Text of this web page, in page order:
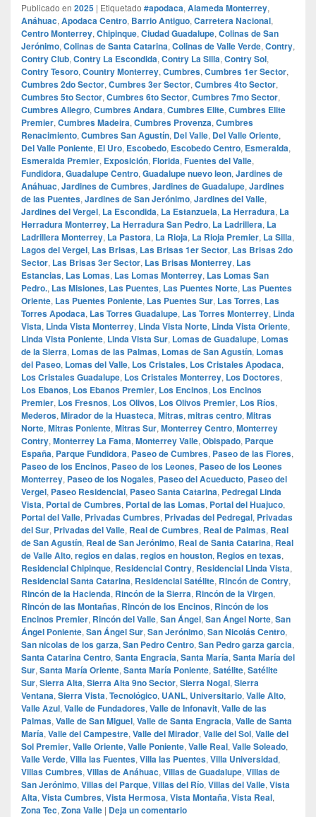
Publicado en 2025 | Etiquetado #apodaca, Alameda Monterrey,
Anáhuac, Apodaca Centro, Barrio Antiguo, Carretera Nacional,
Centro Monterrey, Chipinque, Ciudad Guadalupe, Colinas de San
Jerónimo, Colinas de Santa Catarina, Colinas de Valle Verde, Contry,
Contry Club, Contry La Escondida, Contry La Silla, Contry Sol,
Contry Tesoro, Country Monterrey, Cumbres, Cumbres 1er Sector,
Cumbres 2do Sector, Cumbres 3er Sector, Cumbres 4to Sector,
Cumbres 5to Sector, Cumbres 6to Sector, Cumbres 7mo Sector,
Cumbres Allegro, Cumbres Andara, Cumbres Elite, Cumbres Elite
Premier, Cumbres Madeira, Cumbres Provenza, Cumbres
Renacimiento, Cumbres San Agustín, Del Valle, Del Valle Oriente,
Del Valle Poniente, El Uro, Escobedo, Escobedo Centro, Esmeralda,
Esmeralda Premier, Exposición, Florida, Fuentes del Valle,
Fundidora, Guadalupe Centro, Guadalupe nuevo leon, Jardines de
Anáhuac, Jardines de Cumbres, Jardines de Guadalupe, Jardines
de las Puentes, Jardines de San Jerónimo, Jardines del Valle,
Jardines del Vergel, La Escondida, La Estanzuela, La Herradura, La
Herradura Monterrey, La Herradura San Pedro, La Ladrillera, La
Ladrillera Monterrey, La Pastora, La Rioja, La Rioja Premier, La Silla,
Lagos del Vergel, Las Brisas, Las Brisas 1er Sector, Las Brisas 2do
Sector, Las Brisas 3er Sector, Las Brisas Monterrey, Las
Estancias, Las Lomas, Las Lomas Monterrey, Las Lomas San
Pedro., Las Misiones, Las Puentes, Las Puentes Norte, Las Puentes
Oriente, Las Puentes Poniente, Las Puentes Sur, Las Torres, Las
Torres Apodaca, Las Torres Guadalupe, Las Torres Monterrey, Linda
Vista, Linda Vista Monterrey, Linda Vista Norte, Linda Vista Oriente,
Linda Vista Poniente, Linda Vista Sur, Lomas de Guadalupe, Lomas
de la Sierra, Lomas de las Palmas, Lomas de San Agustín, Lomas
del Paseo, Lomas del Valle, Los Cristales, Los Cristales Apodaca,
Los Cristales Guadalupe, Los Cristales Monterrey, Los Doctores,
Los Ebanos, Los Ebanos Premier, Los Encinos, Los Encinos
Premier, Los Fresnos, Los Olivos, Los Olivos Premier, Los Ríos,
Mederos, Mirador de la Huasteca, Mitras, mitras centro, Mitras
Norte, Mitras Poniente, Mitras Sur, Monterrey Centro, Monterrey
Contry, Monterrey La Fama, Monterrey Valle, Obispado, Parque
España, Parque Fundidora, Paseo de Cumbres, Paseo de las Flores,
Paseo de los Encinos, Paseo de los Leones, Paseo de los Leones
Monterrey, Paseo de los Nogales, Paseo del Acueducto, Paseo del
Vergel, Paseo Residencial, Paseo Santa Catarina, Pedregal Linda
Vista, Portal de Cumbres, Portal de las Lomas, Portal del Huajuco,
Portal del Valle, Privadas Cumbres, Privadas del Pedregal, Privadas
del Sur, Privadas del Valle, Real de Cumbres, Real de Palmas, Real
de San Agustín, Real de San Jerónimo, Real de Santa Catarina, Real
de Valle Alto, regios en dalas, regios en houston, Regios en texas,
Residencial Chipinque, Residencial Contry, Residencial Linda Vista,
Residencial Santa Catarina, Residencial Satélite, Rincón de Contry,
Rincón de la Hacienda, Rincón de la Sierra, Rincón de la Virgen,
Rincón de las Montañas, Rincón de los Encinos, Rincón de los
Encinos Premier, Rincón del Valle, San Ángel, San Ángel Norte, San
Ángel Poniente, San Ángel Sur, San Jerónimo, San Nicolás Centro,
San nicolas de los garza, San Pedro Centro, San Pedro garza garcia,
Santa Catarina Centro, Santa Engracia, Santa María, Santa María del
Sur, Santa María Oriente, Santa María Poniente, Satélite, Satélite
Sur, Sierra Alta, Sierra Alta 9no Sector, Sierra Nogal, Sierra
Ventana, Sierra Vista, Tecnológico, UANL, Universitario, Valle Alto,
Valle Azul, Valle de Fundadores, Valle de Infonavit, Valle de las
Palmas, Valle de San Miguel, Valle de Santa Engracia, Valle de Santa
María, Valle del Campestre, Valle del Mirador, Valle del Sol, Valle del
Sol Premier, Valle Oriente, Valle Poniente, Valle Real, Valle Soleado,
Valle Verde, Villa las Fuentes, Villa las Puentes, Villa Universidad,
Villas Cumbres, Villas de Anáhuac, Villas de Guadalupe, Villas de
San Jerónimo, Villas del Parque, Villas del Río, Villas del Valle, Vista
Alta, Vista Cumbres, Vista Hermosa, Vista Montaña, Vista Real,
Zona Tec, Zona Valle | Deja un comentario